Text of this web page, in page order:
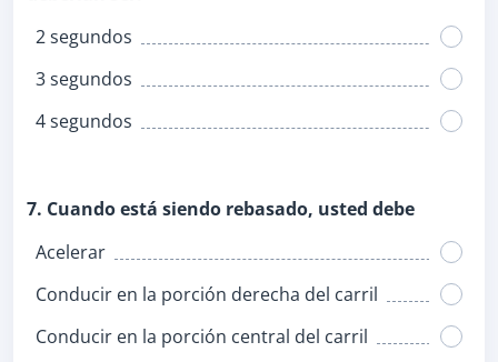
2 segundos
3 segundos
4 segundos
7. Cuando está siendo rebasado, usted debe
Acelerar
Conducir en la porción derecha del carril
Conducir en la porción central del carril